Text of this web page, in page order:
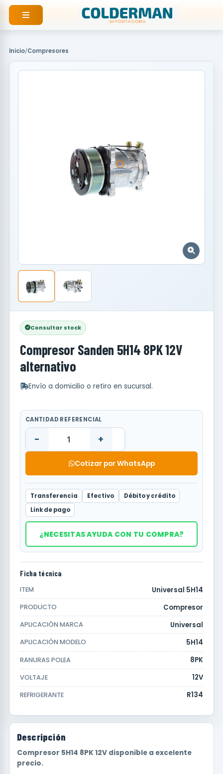
contenido
Inicio/Compresores
Consultar stock
Compresor Sanden 5H14 8PK 12V
alternativo
Envío a domicilio o retiro en sucursal.
CANTIDAD REFERENCIAL
- +
Cotizar por WhatsApp
Transferencia Efectivo
Débito y crédito
Link de pago
¿NECESITAS AYUDA CON TU COMPRA?
Ficha técnica
ITEM Universal 5H14
PRODUCTO Compresor
APLICACIÓN MARCA Universal
APLICACIÓN MODELO 5H14
RANURAS POLEA 8PK
VOLTAJE 12V
REFRIGERANTE R134
Descripción
Compresor 5H14 8PK 12V disponible a excelente
precio.